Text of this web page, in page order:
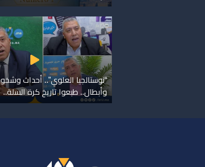
“نوستالجيا العلوي”.. أحداث
وأبطال.. طبعوا تاريخ كرة السلة..